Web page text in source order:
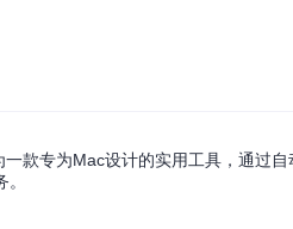
款专为Mac设计的实用工具，通过自